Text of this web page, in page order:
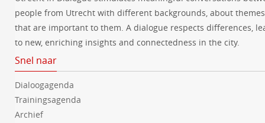
people from Utrecht with different backgrounds, about themes
that are important to them. A dialogue respects differences,
to new, enriching insights and connectedness in the city.
Snel naar
Dialoogagenda
Trainingsagenda
Archief